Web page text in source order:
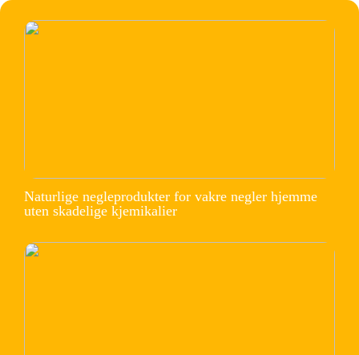
Naturlige negleprodukter for vakre negler hjemme
uten skadelige kjemikalier